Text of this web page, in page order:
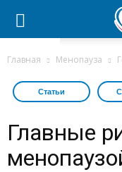
Главная Менопауза
Статьи
Главные